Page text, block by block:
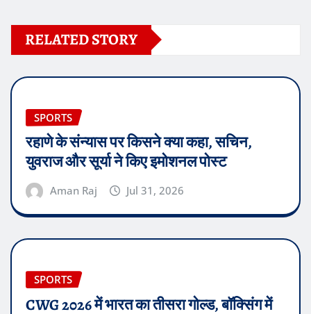
RELATED STORY
SPORTS
रहाणे के संन्यास पर किसने क्या कहा, सचिन,
युवराज और सूर्या ने किए इमोशनल पोस्ट
Aman Raj Jul 31, 2026
SPORTS
CWG 2026 में भारत का तीसरा गोल्ड, बॉक्सिंग में